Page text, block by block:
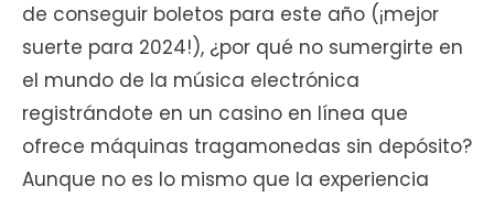
de conseguir boletos para este año (¡mejor
suerte para 2024!), ¿por qué no sumergirte en
el mundo de la música electrónica
registrándote en un casino en línea que
ofrece máquinas tragamonedas sin depósito?
Aunque no es lo mismo que la experiencia